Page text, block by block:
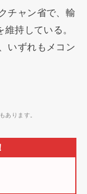
チャン省で、輸
持している。
いずれもメコン
あります。